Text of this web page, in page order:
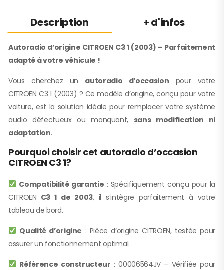
Description + d'infos
Autoradio d’origine CITROEN C3 1 (2003) – Parfaitement
adapté à votre véhicule !
Vous cherchez un autoradio d’occasion pour votre
CITROEN C3 1 (2003) ? Ce modèle d’origine, conçu pour votre
voiture, est la solution idéale pour remplacer votre système
audio défectueux ou manquant, sans modification ni
adaptation.
Pourquoi choisir cet autoradio d’occasion
CITROEN C3 1?
Compatibilité garantie : Spécifiquement conçu pour la
CITROEN C3 1 de 2003, il s’intègre parfaitement à votre
tableau de bord.
Qualité d’origine : Pièce d’origine CITROEN, testée pour
assurer un fonctionnement optimal.
Référence constructeur : 00006564JV – Vérifiée pour